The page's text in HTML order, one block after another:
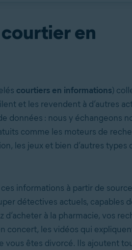
courtier en
courtiers en informations)
et les revendent à d’autres
données : nous y échangeons
comme les moteurs de
les jeux et bien d’autres types
informations à partir de
détectives actuels, capables
à la pharmacie, vos
concert, les vidéos qui
vous êtes divorcé. Ils ajoutent